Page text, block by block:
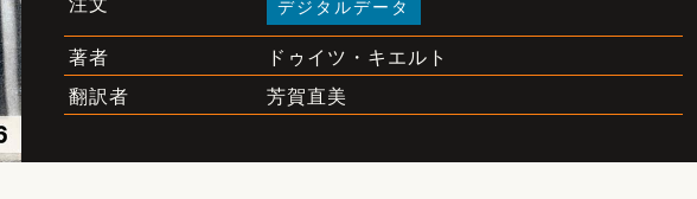
デジタルデータ
著者 ドゥイツ・キエルト
翻訳者 芳賀直美